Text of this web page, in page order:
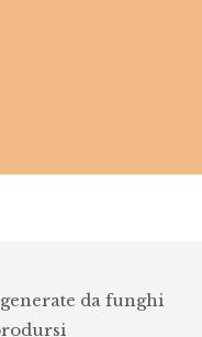
da funghi